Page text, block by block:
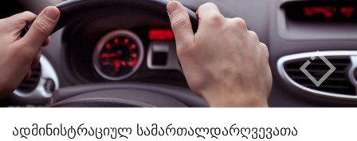
ადმინისტრაციულ სამართალდარღვევათა